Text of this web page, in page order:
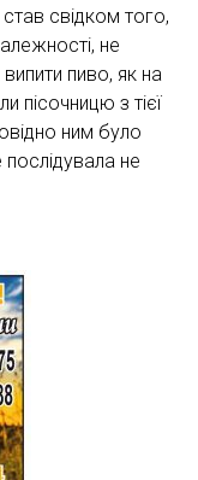
свідком того,
не
пиво, як на
пісочницю з тієї
ним було
не